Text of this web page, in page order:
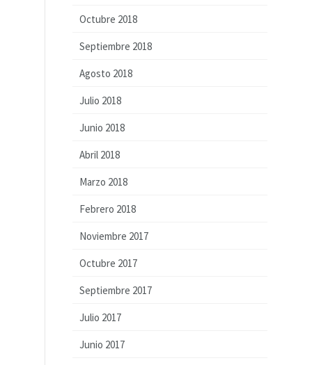
Octubre 2018
Septiembre 2018
Agosto 2018
Julio 2018
Junio 2018
Abril 2018
Marzo 2018
Febrero 2018
Noviembre 2017
Octubre 2017
Septiembre 2017
Julio 2017
Junio 2017